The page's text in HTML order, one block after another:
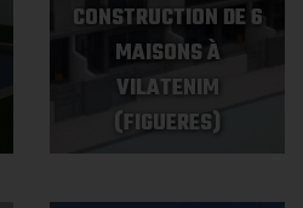
CONSTRUCTION DE 6
MAISONS À
VILATENIM
(FIGUERES)